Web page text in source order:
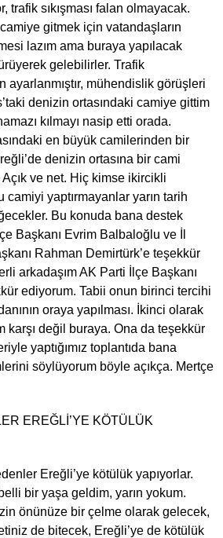
trafik sıkışması falan olmayacak.
gitmek için vatandaşların
lazım ama buraya yapılacak
gelebilirler. Trafik
ayarlanmıştır, mühendislik görüşleri
denizin ortasındaki camiye gittim
kılmayı nasip etti orada.
en büyük camilerinden bir
denizin ortasına bir cami
Açık ve net. Hiç kimse ikircikli
camiyi yaptırmayanlar yarın tarih
Bu konuda bana destek
Başkanı Evrim Balbaloğlu ve İl
Rahman Demirtürk’e teşekkür
arkadaşım AK Parti İlçe Başkanı
ediyorum. Tabii onun birinci tercihi
oraya yapılması. İkinci olarak
karşı değil buraya. Ona da teşekkür
yaptığımız toplantıda bana
söylüyorum böyle açıkça. Mertçe
EREĞLİ’YE KÖTÜLÜK
Ereğli’ye kötülük yapıyorlar.
bir yaşa geldim, yarın yokum.
önünüze bir çelme olarak gelecek,
de bitecek, Ereğli’ye de kötülük